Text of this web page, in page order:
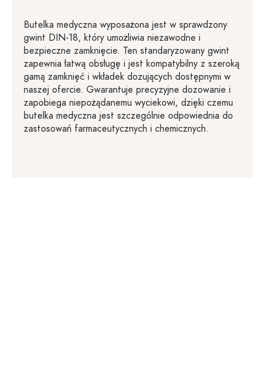
Butelka medyczna wyposażona jest w sprawdzony
gwint DIN-18, który umożliwia niezawodne i
bezpieczne zamknięcie. Ten standaryzowany gwint
zapewnia łatwą obsługę i jest kompatybilny z szeroką
gamą zamknięć i wkładek dozujących dostępnymi w
naszej ofercie. Gwarantuje precyzyjne dozowanie i
zapobiega niepożądanemu wyciekowi, dzięki czemu
butelka medyczna jest szczególnie odpowiednia do
zastosowań farmaceutycznych i chemicznych.